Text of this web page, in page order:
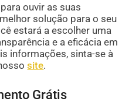
ouvir as suas
solução para o seu
estará a escolher uma
e a eficácia em
informações, sinta-se à
site.
Grátis